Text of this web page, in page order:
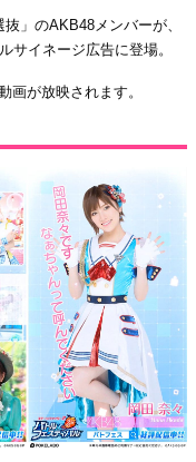
」のAKB48メンバーが、
サイネージ広告に登場。
画が放映されます。